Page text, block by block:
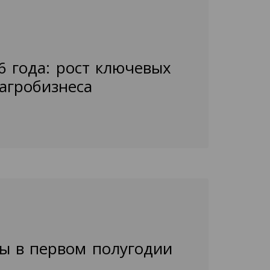
года: рост ключевых
в первом полугодии